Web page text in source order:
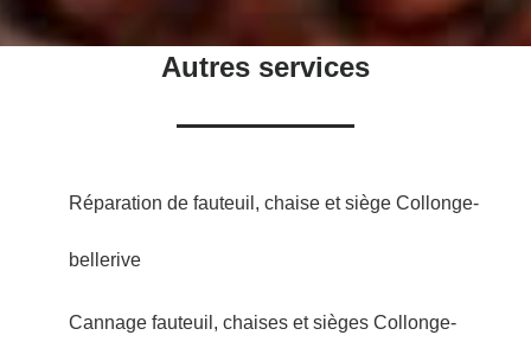
Autres services
Réparation de fauteuil, chaise et siège Collonge-
bellerive
Cannage fauteuil, chaises et sièges Collonge-